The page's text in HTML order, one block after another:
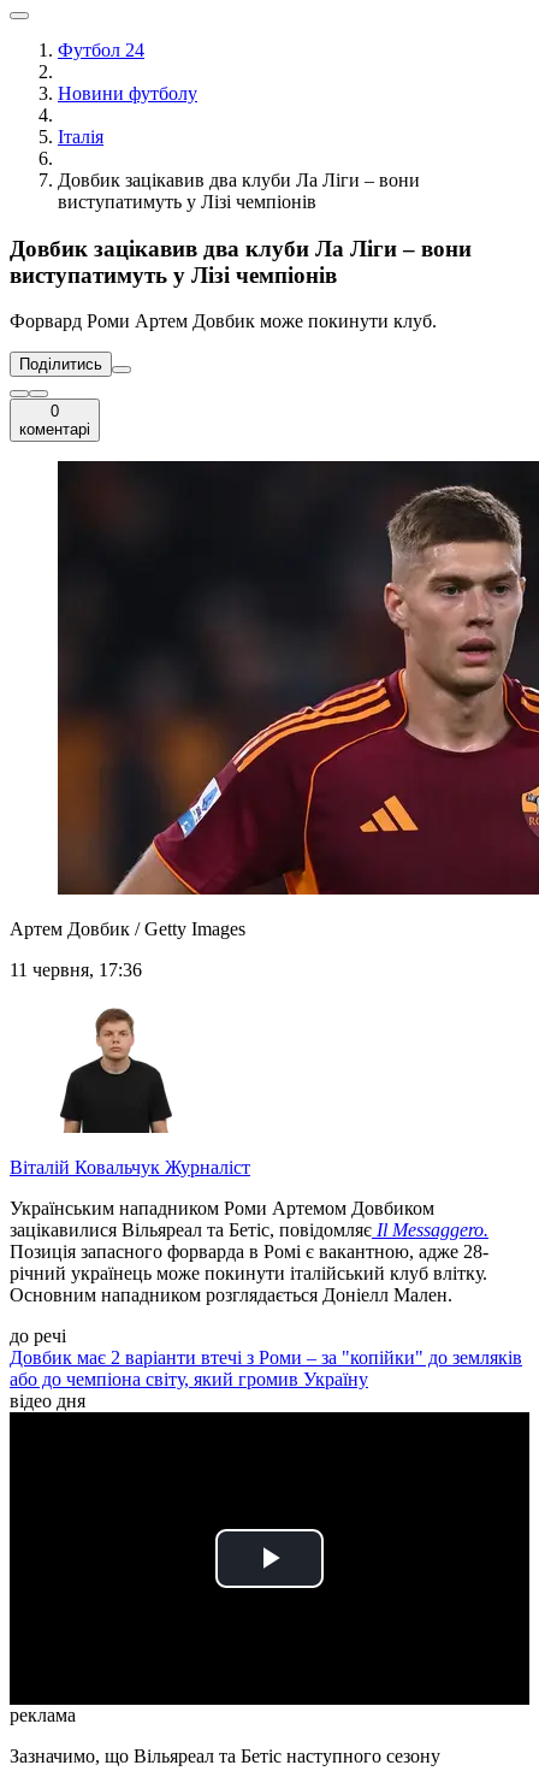
Футбол 24
Новини футболу
Італія
Довбик зацікавив два клуби Ла Ліги – вони
виступатимуть у Лізі чемпіонів
Довбик зацікавив два клуби Ла Ліги – вони
виступатимуть у Лізі чемпіонів
Форвард Роми Артем Довбик може покинути клуб.
Поділитись
0
коментарі
Артем Довбик / Getty Images
11 червня, 17:36
Віталій Ковальчук Журналіст
Українським нападником Роми Артемом Довбиком
зацікавилися Вільяреал та Бетіс, повідомляє Il Messaggero.
Позиція запасного форварда в Ромі є вакантною, адже 28-
річний українець може покинути італійський клуб влітку.
Основним нападником розглядається Доніелл Мален.
до речі
Довбик має 2 варіанти втечі з Роми – за "копійки" до земляків
або до чемпіона світу, який громив Україну
відео дня
Play
реклама
Зазначимо, що Вільяреал та Бетіс наступного сезону